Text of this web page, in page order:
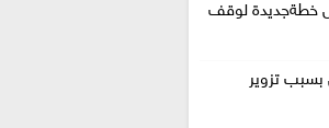
خطةجديدة لوقف
بسبب تزوير